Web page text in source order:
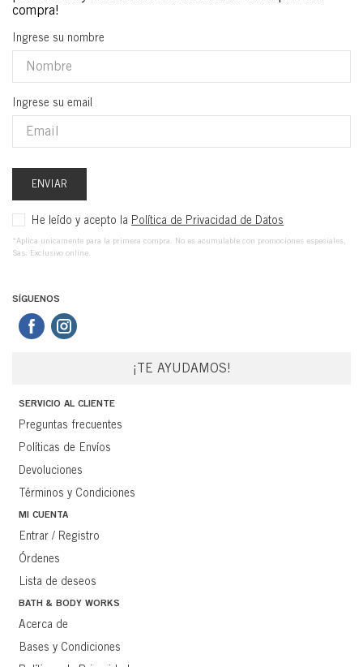
Ingrese su nombre
Ingrese su email
ENVIAR
He leído y acepto la Política de Privacidad de Datos
*Aplica unicamente para la primera compra. No es acumulable con promociones especiales,
Sas. Exclusivo online.
SÍGUENOS
¡TE AYUDAMOS!
SERVICIO AL CLIENTE
Preguntas frecuentes
Políticas de Envíos
Devoluciones
Términos y Condiciones
MI CUENTA
Entrar / Registro
Órdenes
Lista de deseos
BATH & BODY WORKS
Acerca de
Bases y Condiciones